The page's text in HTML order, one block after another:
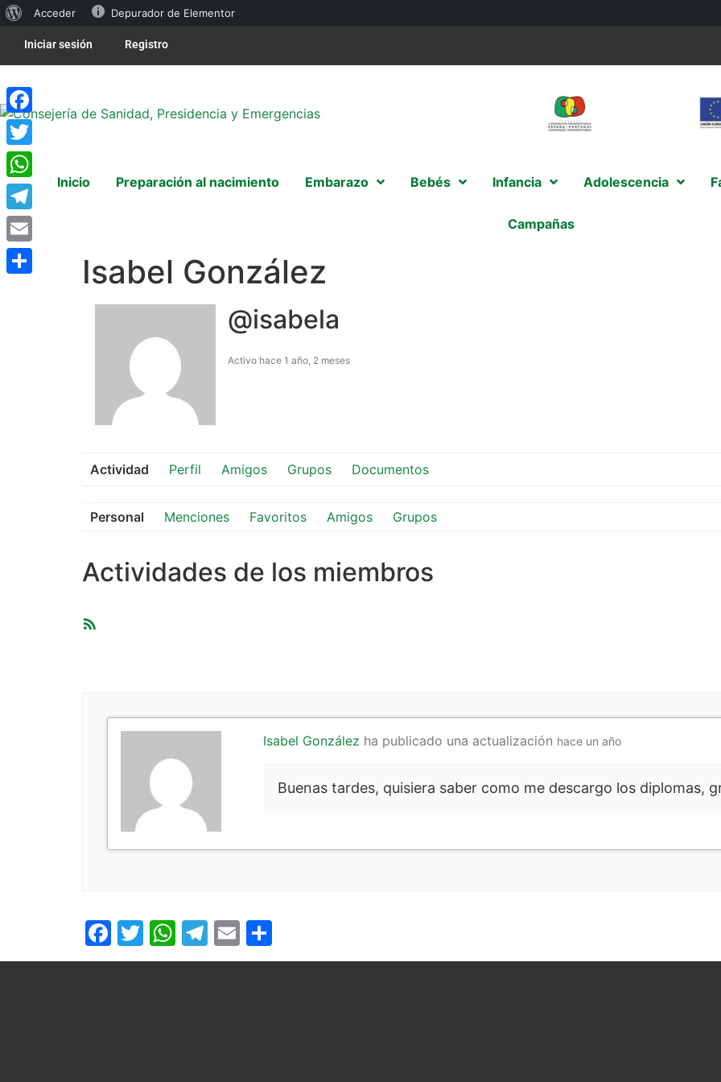
Acceder Depurador de Elementor
Iniciar sesión Registro
Inicio Preparación al nacimiento Embarazo Bebés Infancia Adolescencia
Campañas
Isabel González
@isabela
Activo hace 1 año, 2 meses
Actividad Perfil Amigos Grupos Documentos
Personal Menciones Favoritos Amigos Grupos
Actividades de los miembros
Isabel González ha publicado una actualización hace un año
Buenas tardes, quisiera saber como me descargo los diplomas,
Facebook
Twitter
WhatsApp
Telegram
Email
Facebook
Twitter
WhatsApp
Telegram
Email